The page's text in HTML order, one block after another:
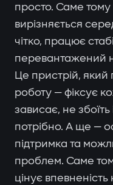
просто. Саме тому
вирізняється
чітко, працює
перевантажений
Це пристрій,
роботу — фіксує
зависає, не
потрібно. А ще —
підтримка та
проблем. Саме
цінує впевненість